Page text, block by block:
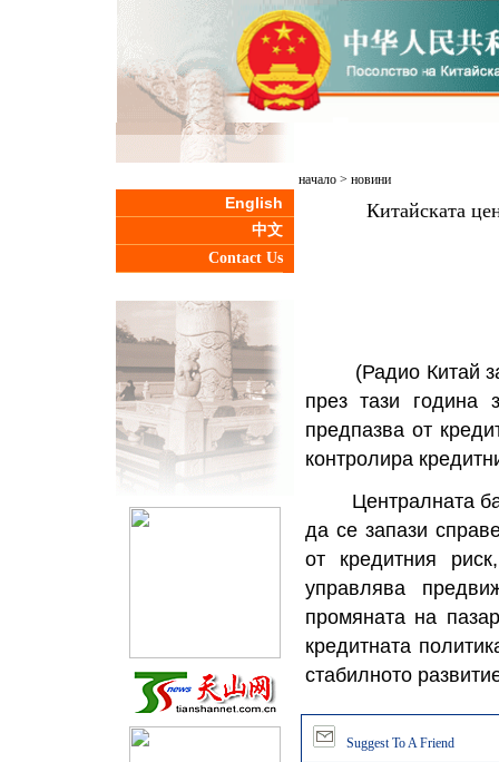
English
中文
Contact Us
начало> новини
Китайската
(Радио Китай за
през тази година
предпазва от
контролира
Централната
да се запази
от кредитния
управлява
промяната на
кредитната
стабилното
Suggest To A Friend